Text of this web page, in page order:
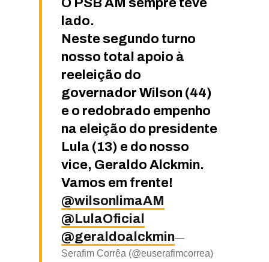
lado.
Neste segundo turno
nosso total apoio à
reeleição do
governador Wilson (44)
e o redobrado empenho
na eleição do presidente
Lula (13) e do nosso
vice, Geraldo Alckmin.
Vamos em frente!
@wilsonlimaAM
@LulaOficial
@geraldoalckmin—
Serafim Corrêa (@euserafimcorrea)